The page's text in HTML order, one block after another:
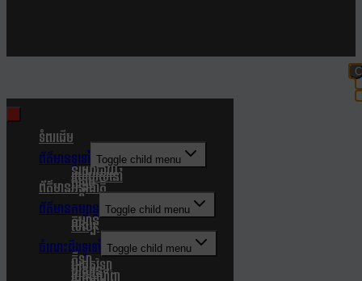
ទំពរដើម
ព័ត៌មានទូទៅ Toggle child menu
នយោបាយ
របៀបរស់នៅ
សង្គម
ព័ត៌មានអន្តរជាតិ
ព័ត៌មានកម្សាន្ត Toggle child menu
កម្សាន្ត
សិល្បៈ
ចំណេះដឹងទូទៅ Toggle child menu
កីឡា
បច្ចេកវិទ្យា
បរិស្ថាន